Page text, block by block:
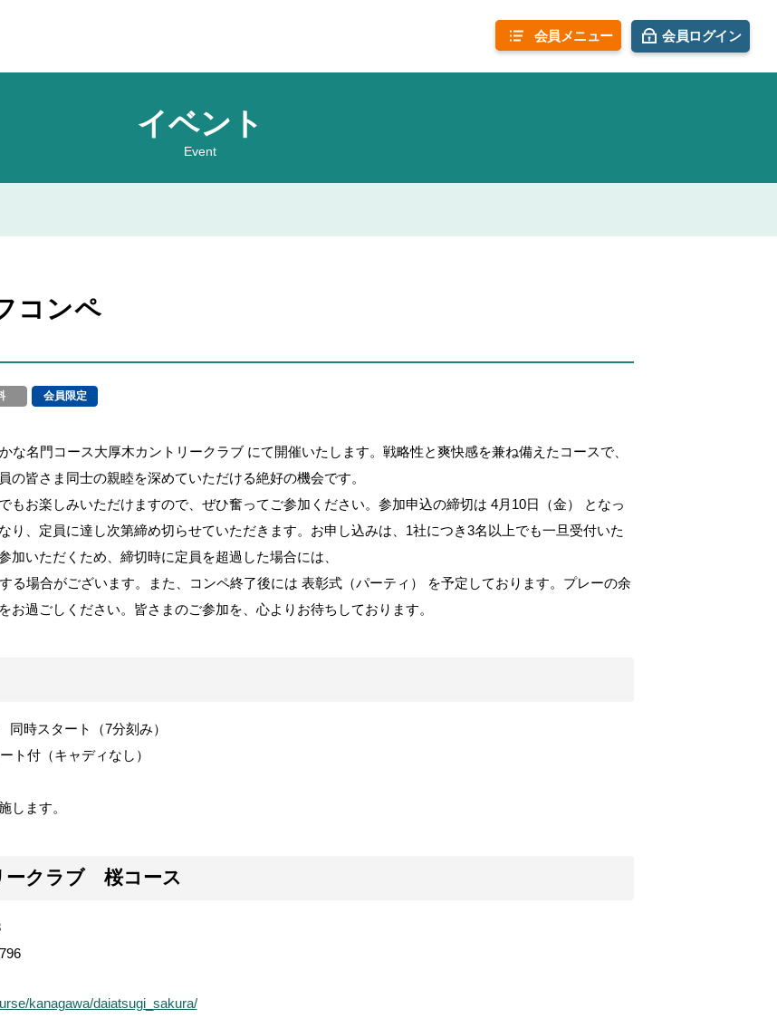
会員 メニュー 会員ログイン
イベント
Event
コンペ
会員限定
な名門コース大厚木カントリークラブ にて開催いたします。戦略性と爽快感を兼ね備えたコースで、
の皆さま同士の親睦を深めていただける絶好の機会です。
もお楽しみいただけますので、ぜひ奮ってご参加ください。参加申込の締切は 4月10日（金） となっ
り、定員に達し次第締め切らせていただきます。お申し込みは、1社につき3名以上でも一旦受付いた
加いただくため、締切時に定員を超過した場合には、
る場合がございます。また、コンペ終了後には 表彰式（パーティ） を予定しております。プレーの余
お過ごしください。皆さまのご参加を、心よりお待ちしております。
時スタート（7分刻み）
付（キャディなし）
します。
ークラブ 桜コース
kanagawa/daiatsugi_sakura/